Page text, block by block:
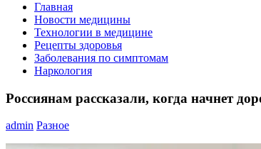
Главная
Новости медицины
Технологии в медицине
Рецепты здоровья
Заболевания по симптомам
Наркология
Россиянам рассказали, когда начнет
admin Разное